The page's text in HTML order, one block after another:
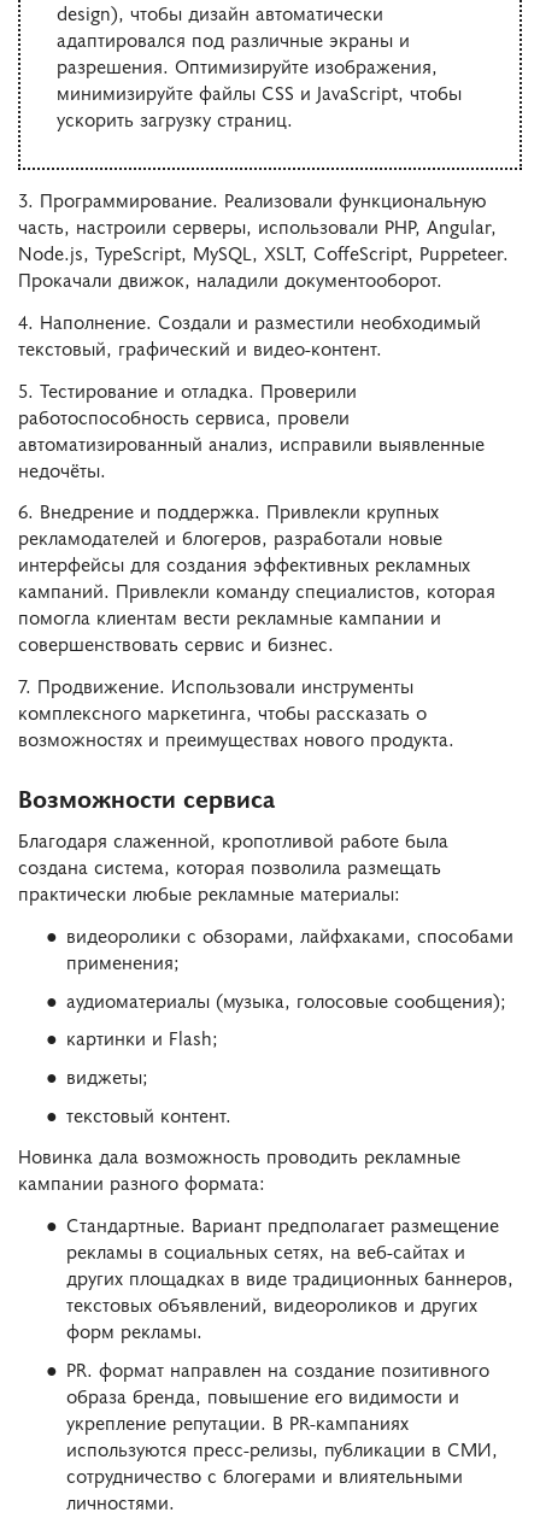
design), чтобы дизайн автоматически
адаптировался под различные экраны и
разрешения. Оптимизируйте изображения,
минимизируйте файлы CSS и JavaScript, чтобы
ускорить загрузку страниц.
3. Программирование. Реализовали функциональную
часть, настроили серверы, использовали PHP, Angular,
Node.js, TypeScript, MySQL, XSLT, CoffeScript, Puppeteer.
Прокачали движок, наладили документооборот.
4. Наполнение. Создали и разместили необходимый
текстовый, графический и видео-контент.
5. Тестирование и отладка. Проверили
работоспособность сервиса, провели
автоматизированный анализ, исправили выявленные
недочёты.
6. Внедрение и поддержка. Привлекли крупных
рекламодателей и блогеров, разработали новые
интерфейсы для создания эффективных рекламных
кампаний. Привлекли команду специалистов, которая
помогла клиентам вести рекламные кампании и
совершенствовать сервис и бизнес.
7. Продвижение. Использовали инструменты
комплексного маркетинга, чтобы рассказать о
возможностях и преимуществах нового продукта.
Возможности сервиса
Благодаря слаженной, кропотливой работе была
создана система, которая позволила размещать
практически любые рекламные материалы:
видеоролики с обзорами, лайфхаками, способами
применения;
аудиоматериалы (музыка, голосовые сообщения);
картинки и Flash;
виджеты;
текстовый контент.
Новинка дала возможность проводить рекламные
кампании разного формата:
Стандартные. Вариант предполагает размещение
рекламы в социальных сетях, на веб-сайтах и
других площадках в виде традиционных баннеров,
текстовых объявлений, видеороликов и других
форм рекламы.
PR. формат направлен на создание позитивного
образа бренда, повышение его видимости и
укрепление репутации. В PR-кампаниях
используются пресс-релизы, публикации в СМИ,
сотрудничество с блогерами и влиятельными
личностями.